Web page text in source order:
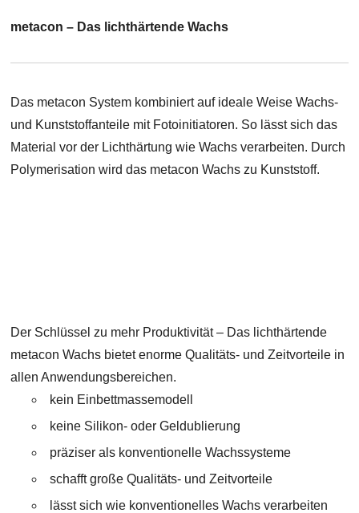
metacon – Das lichthärtende Wachs
Das metacon System kombiniert auf ideale Weise Wachs-
und Kunststoffanteile mit Fotoinitiatoren. So lässt sich das
Material vor der Lichthärtung wie Wachs verarbeiten. Durch
Polymerisation wird das metacon Wachs zu Kunststoff.
Der Schlüssel zu mehr Produktivität – Das lichthärtende
metacon Wachs bietet enorme Qualitäts- und Zeitvorteile in
allen Anwendungsbereichen.
kein Einbettmassemodell
keine Silikon- oder Geldublierung
präziser als konventionelle Wachssysteme
schafft große Qualitäts- und Zeitvorteile
lässt sich wie konventionelles Wachs verarbeiten